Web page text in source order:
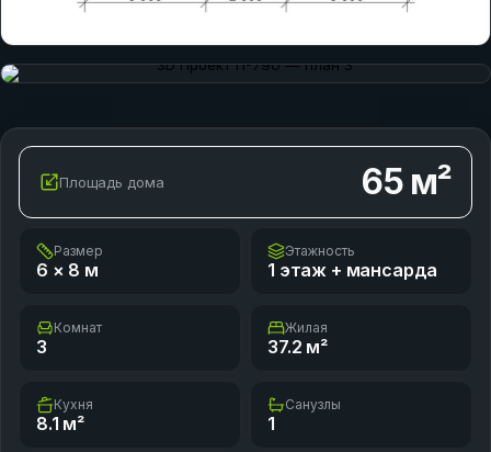
Площадь дома 65м²
Размер
6 × 8 м
Этажность
1 этаж + мансарда
Комнат
3
Жилая
37.2 м²
Кухня
8.1 м²
Санузлы
1